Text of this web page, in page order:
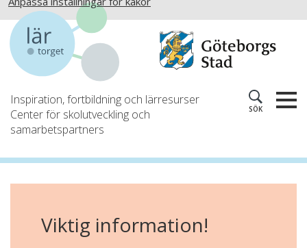
Inspiration, fortbildning och lärresurser
Center för skolutveckling och
samarbetspartners
SÖK
Viktig information!